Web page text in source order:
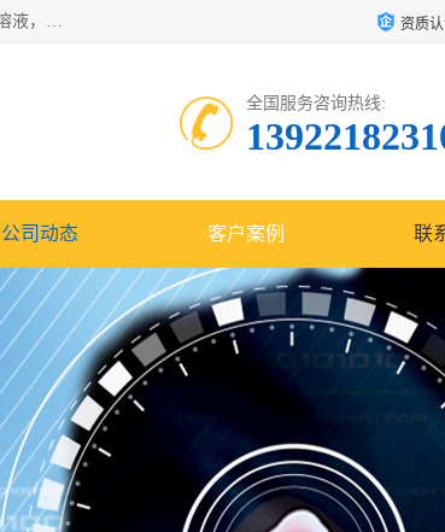
氢氧化钠化学式为NaOH，为一种具有很强腐蚀性的强碱，一般为片状或颗粒形态，易溶于水(溶于水时放热)并形成碱性溶液，另有潮解性，易吸取空气中的水蒸气(潮解)和(变质)。NaOH是化学实验室其中一种必备的化学品，亦为常见的化工品之一。纯品是无色透明的晶体。密度2.130g/cm3。熔点318.4℃。沸点1390℃。工业品含有少量的氯化和碳酸，是白色不透明的晶体。 资质
全国服务咨询热线:
公司动态 客户案例 联